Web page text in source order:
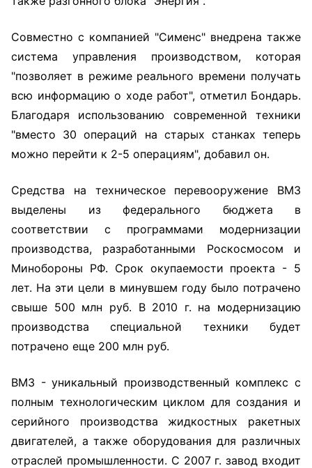
Совместно с компанией "Сименс" внедрена также
система управления производством, которая
"позволяет в режиме реального времени получать
всю информацию о ходе работ", отметил Бондарь.
Благодаря использованию современной техники
"вместо 30 операций на старых станках теперь
можно перейти к 2-5 операциям", добавил он.
Средства на техническое перевооружение ВМЗ
выделены из федерального бюджета в
соответствии с программами модернизации
производства, разработанными Роскосмосом и
Минобороны РФ. Срок окупаемости проекта - 5
лет. На эти цели в минувшем году было потрачено
свыше 500 млн руб. В 2010 г. на модернизацию
производства специальной техники будет
потрачено еще 200 млн руб.
ВМЗ - уникальный производственный комплекс с
полным технологическим циклом для создания и
серийного производства жидкостных ракетных
двигателей, а также оборудования для различных
отраслей промышленности. С 2007 г. завод входит